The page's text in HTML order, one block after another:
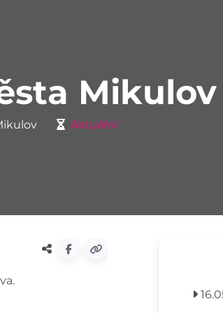
Mikulov
Aktuální